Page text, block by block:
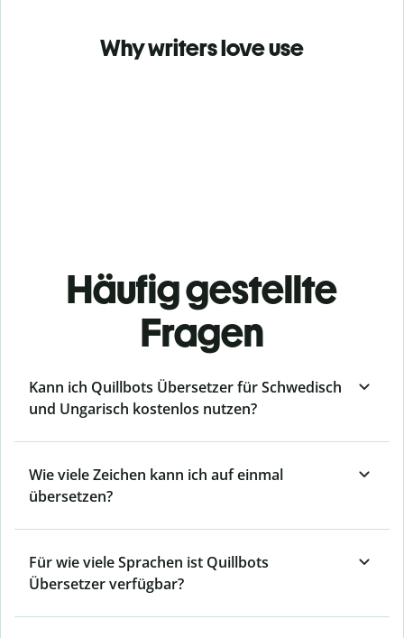
Why writers love use
Häufig gestellte
Fragen
Kann ich Quillbots Übersetzer für Schwedisch
und Ungarisch kostenlos nutzen?
Wie viele Zeichen kann ich auf einmal
übersetzen?
Für wie viele Sprachen ist Quillbots
Übersetzer verfügbar?